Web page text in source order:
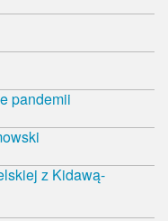
pandemii
z Kidawą-